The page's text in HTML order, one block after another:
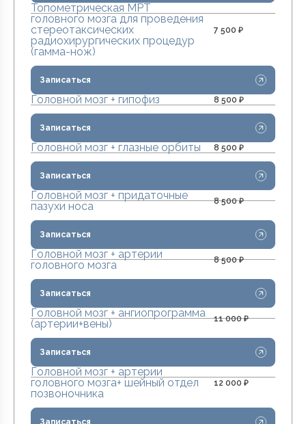
Топометрическая МРТ
головного мозга для проведения
стереотаксических
радиохирургических процедур
(гамма-нож)
7 500 ₽
Записаться
Головной мозг + гипофиз 8 500 ₽
Записаться
Головной мозг + глазные орбиты 8 500 ₽
Записаться
Головной мозг + придаточные
пазухи носа
8 500 ₽
Записаться
Головной мозг + артерии
головного мозга
8 500 ₽
Записаться
Головной мозг + ангиопрограмма
(артерии+вены)
11 000 ₽
Записаться
Головной мозг + артерии
головного мозга+ шейный отдел
позвоночника
12 000 ₽
Записаться